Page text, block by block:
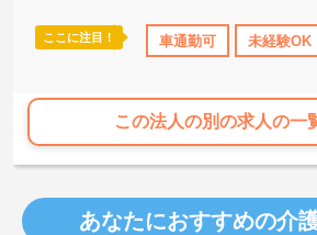
社会保険完備 交通費支給 退
ここに注目！ 車通勤可 未経験OK
この法人の別の求人の一
あなたにおすすめの介